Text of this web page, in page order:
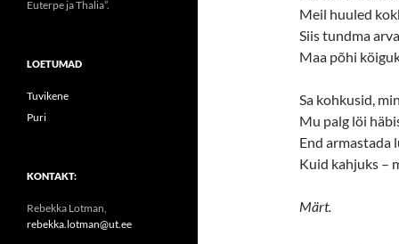
Meil huuled
Siis tundma
Maa põhi
Sa kohkusid,
Mu palg löi
End armastada
Kuid kahjuks –
Märt.
Euterpe ja Thalia”.
LOETUMAD
Tuvikene
Puri
KONTAKT:
Rebekka Lotman,
rebekka.lotman@ut.ee